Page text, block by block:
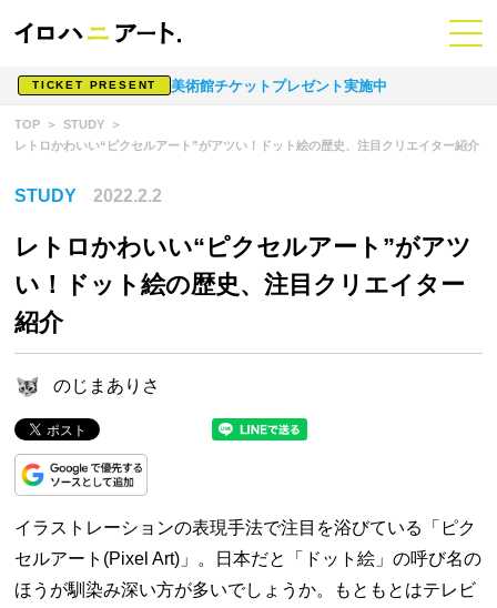
TICKET PRESENT 美術館チケットプレゼント実施中
TOP
STUDY
レトロかわいい“ピクセルアート”がアツい！ドット絵の歴史、注目クリエイター紹介
STUDY 2022.2.2
レトロかわいい“ピクセルアート”がアツ
い！ドット絵の歴史、注目クリエイター
紹介
のじまありさ
イラストレーションの表現手法で注目を浴びている「ピク
セルアート(Pixel Art)」。日本だと「ドット絵」の呼び名の
ほうが馴染み深い方が多いでしょうか。もともとはテレビ